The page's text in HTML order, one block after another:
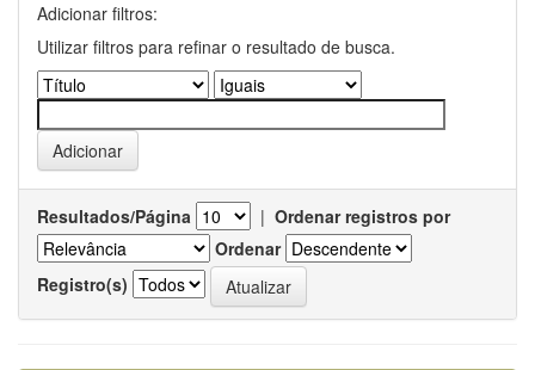
Adicionar filtros:
Utilizar filtros para refinar o resultado de busca.
Resultados/Página | Ordenar registros por
Ordenar
Registro(s)